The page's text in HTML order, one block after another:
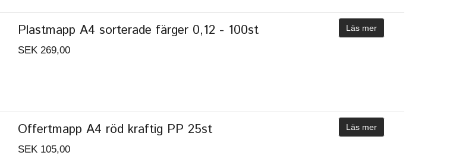
Plastmapp A4 sorterade färger 0,12 - 100st
SEK 269,00
Läs mer
Offertmapp A4 röd kraftig PP 25st
SEK 105,00
Läs mer